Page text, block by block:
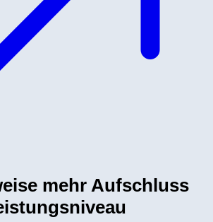
mehr Aufschluss